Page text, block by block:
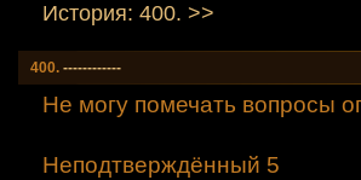
История: 400. >>
400. ------------
Не могу помечать вопросы
Неподтверждённый 5